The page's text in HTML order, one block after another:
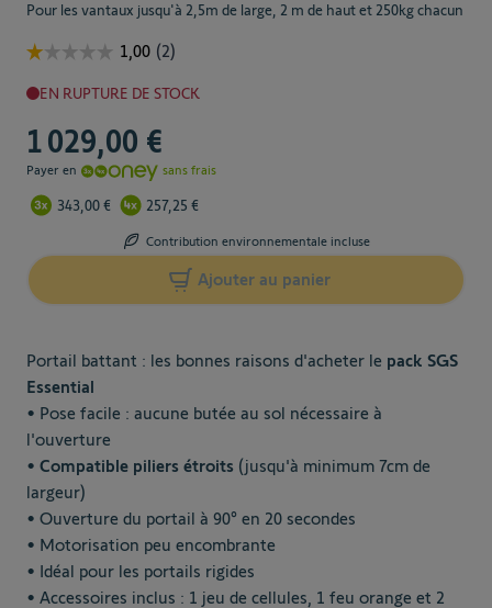
Pour les vantaux jusqu'à 2,5m de large, 2 m de haut et 250kg chacun
EN RUPTURE DE STOCK
1 029,00 €
Payer en sans frais
343,00 € 257,25 €
Contribution environnementale incluse
Ajouter au panier
Portail battant : les bonnes raisons d'acheter le pack SGS
Essential
• Pose facile : aucune butée au sol nécessaire à
l'ouverture
• Compatible piliers étroits (jusqu'à minimum 7cm de
largeur)
• Ouverture du portail à 90° en 20 secondes
• Motorisation peu encombrante
• Idéal pour les portails rigides
• Accessoires inclus : 1 jeu de cellules, 1 feu orange et 2